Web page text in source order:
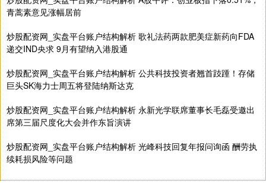
基金指数
国债指数 229.61 +0.02 +0.01%
青蒿素意见涨幅居前
炒股配资网_实盘平台账户结构解析 歌礼法药两款肥美症新药向FDA
递交IND央求 9月有望纳入港股通
炒股配资网_实盘平台账户结构解析 公共科技投资者翘首跂踵！存储
巨头SK海力士周五将登陆纳斯达克
炒股配资网_实盘平台账户结构解析 永新光学联席董事长毛磊受邀出
席第三届尺度化大会并作东旨演讲
炒股配资网_实盘平台账户结构解析 光峰科技回复年报问询函 酬劳执
续耗损风险等问题